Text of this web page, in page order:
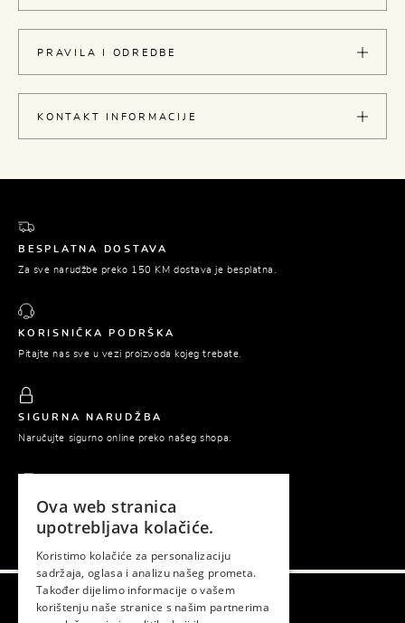
PRAVILA I ODREDBE
KONTAKT INFORMACIJE
BESPLATNA DOSTAVA
Za sve narudžbe preko 150 KM dostava je besplatna.
KORISNIČKA PODRŠKA
Pitajte nas sve u vezi proizvoda kojeg trebate.
SIGURNA NARUDŽBA
Naručujte sigurno online preko našeg shopa.
PLAĆANJE POUZEĆEM
Platite tek prilikom preuzimanja naručene robe.
Gema © 2026. Sva prava zadržana.
Ova web stranica
upotrebljava kolačiće.
Koristimo kolačiće za personalizaciju
sadržaja, oglasa i analizu našeg prometa.
Također dijelimo informacije o vašem
korištenju naše stranice s našim partnerima